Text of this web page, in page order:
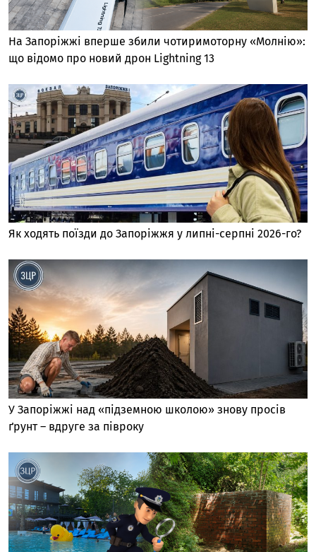
На Запоріжжі вперше збили чотиримоторну «Молнію»:
що відомо про новий дрон Lightning 13
Як ходять поїзди до Запоріжжя у липні-серпні 2026-го?
У Запоріжжі над «підземною школою» знову просів
ґрунт – вдруге за півроку